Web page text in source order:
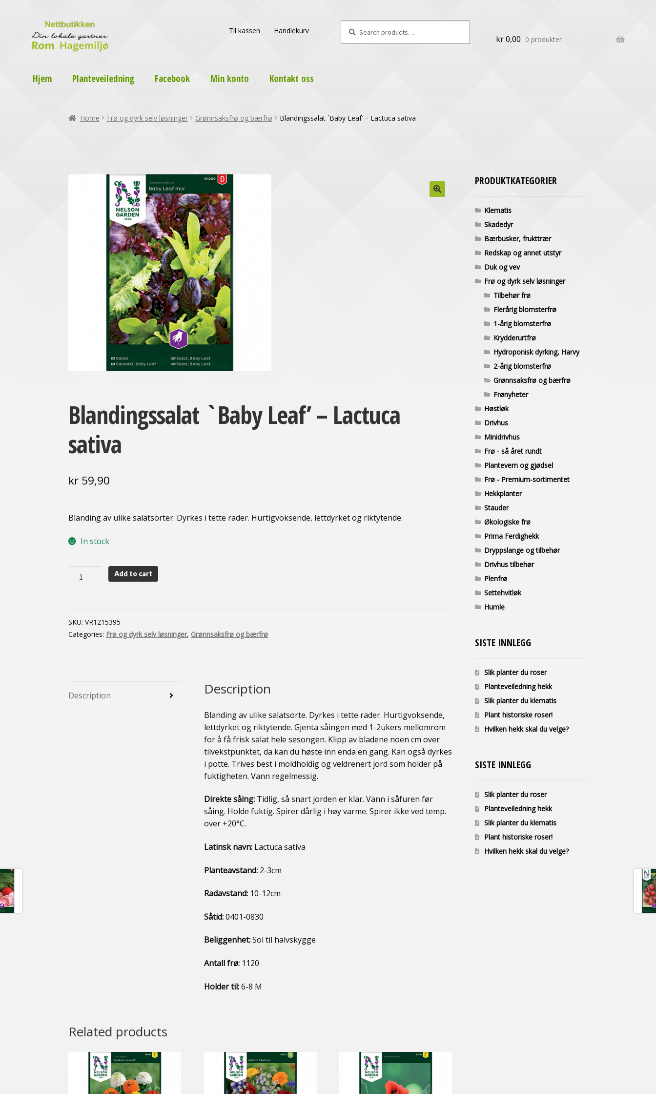
Til kassen Handlekurv
Search
kr0,00 0 produkter
Hjem Planteveiledning Facebook Min konto Kontakt oss
Home Frø og dyrk selv løsninger Grønnsaksfrø og bærfrø Blandingssalat `Baby Leaf’ – Lactuca sativa
Blandingssalat `Baby Leaf’ – Lactuca
sativa
kr 59,90
Blanding av ulike salatsorter. Dyrkes i tette rader. Hurtigvoksende, lettdyrket og riktytende.
In stock
Blandingssalat
Lactuca
sativa
Add to cart
SKU: VR1215395
Categories: Frø og dyrk selv løsninger, Grønnsaksfrø og bærfrø
Description Description
Blanding av ulike salatsorte. Dyrkes i tette rader. Hurtigvoksende,
lettdyrket og riktytende. Gjenta såingen med 1-2ukers mellomrom
for å få frisk salat hele sesongen. Klipp av bladene noen cm over
tilvekstpunktet, da kan du høste inn enda en gang. Kan også dyrkes
i potte. Trives best i moldholdig og veldrenert jord som holder på
fuktigheten. Vann regelmessig.
Direkte såing: Tidlig, så snart jorden er klar. Vann i såfuren før
såing. Holde fuktig. Spirer dårlig i høy varme. Spirer ikke ved temp.
over +20°C.
Latinsk navn: Lactuca sativa
Planteavstand: 2-3cm
Radavstand: 10-12cm
Såtid:0401-0830
Beliggenhet:Sol til halvskygge
Antall frø:1120
Holder til:6-8 M
Related products
PRODUKTKATEGORIER
Klematis
Skadedyr
Bærbusker, frukttrær
Redskap og annet utstyr
Duk og vev
Frø og dyrk selv løsninger
Tilbehør frø
Flerårig blomsterfrø
1-årig blomsterfrø
Krydderurtfrø
Hydroponisk dyrking, Harvy
2-årig blomsterfrø
Grønnsaksfrø og bærfrø
Frønyheter
Høstløk
Drivhus
Minidrivhus
Frø - så året rundt
Plantevern og gjødsel
Frø - Premium-sortimentet
Hekkplanter
Stauder
Økologiske frø
Prima Ferdighekk
Dryppslange og tilbehør
Drivhus tilbehør
Plenfrø
Settehvitløk
Humle
SISTE INNLEGG
Slik planter du roser
Planteveiledning hekk
Slik planter du klematis
Plant historiske roser!
Hvilken hekk skal du velge?
SISTE INNLEGG
Slik planter du roser
Planteveiledning hekk
Slik planter du klematis
Plant historiske roser!
Hvilken hekk skal du velge?